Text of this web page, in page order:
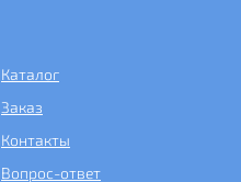
Каталог
Заказ
Контакты
Вопрос-ответ